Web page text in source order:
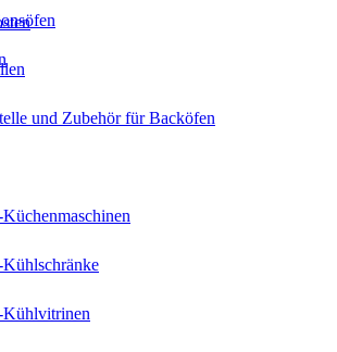
und Zubehör für Backöfen
Kühlvitrinen